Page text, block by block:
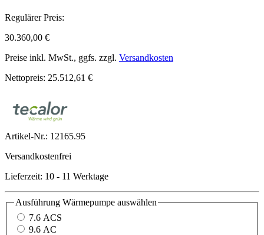
Regulärer Preis:
30.360,00 €
Preise inkl. MwSt., ggfs. zzgl. Versandkosten
Nettopreis: 25.512,61 €
Artikel-Nr.: 12165.95
Versandkostenfrei
Lieferzeit: 10 - 11 Werktage
Ausführung Wärmepumpe auswählen
7.6 ACS
9.6 AC